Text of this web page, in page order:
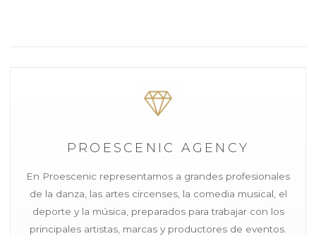
PROESCENIC AGENCY
En Proescenic representamos a grandes profesionales
de la danza, las artes circenses, la comedia musical, el
deporte y la música, preparados para trabajar con los
principales artistas, marcas y productores de eventos.